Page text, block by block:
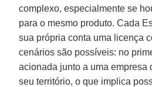
complexo, especialmente se
para o mesmo produto. Cada
sua própria conta uma licença
cenários são possíveis: no
acionada junto a uma empresa
seu território, o que implica